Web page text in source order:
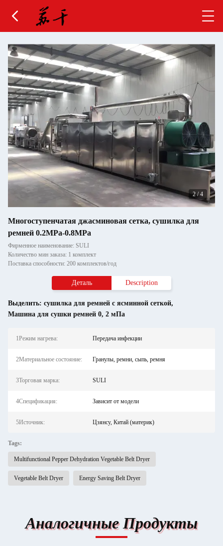
2/4
Многоступенчатая джасминовая сетка, сушилка для
ремней 0.2MPa-0.8MPa
Фирменное наименование: SULI
Количество мин заказа: 1 комплект
Поставка способности: 200 комплектов/год
Деталь Description
Выделить: сушилка для ремней с ясминной сеткой,
Машина для сушки ремней 0, 2 мПа
1Режим нагрева: Передача инфекции
2Материальное состояние: Гранулы, ремни, сыпь, ремня
3Торговая марка: SULI
4Спецификация: Зависит от модели
5Источник: Цзянсу, Китай (материк)
Tags:
Multifunctional Pepper Dehydration Vegetable Belt Dryer
Vegetable Belt Dryer Energy Saving Belt Dryer
Аналогичные Продукты